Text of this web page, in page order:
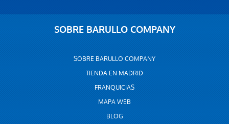
SOBRE BARULLO COMPANY
SOBRE BARULLO COMPANY
TIENDA EN MADRID
FRANQUICIAS
MAPA WEB
BLOG